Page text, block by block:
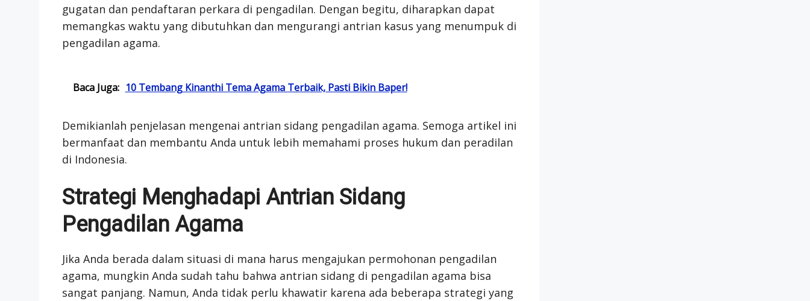
gugatan dan pendaftaran perkara di pengadilan. Dengan begitu, diharapkan dapat
memangkas waktu yang dibutuhkan dan mengurangi antrian kasus yang menumpuk di
pengadilan agama.
Baca Juga: 10 Tembang Kinanthi Tema Agama Terbaik, Pasti Bikin Baper!
Demikianlah penjelasan mengenai antrian sidang pengadilan agama. Semoga artikel ini
bermanfaat dan membantu Anda untuk lebih memahami proses hukum dan peradilan
di Indonesia.
Strategi Menghadapi Antrian Sidang
Pengadilan Agama
Jika Anda berada dalam situasi di mana harus mengajukan permohonan pengadilan
agama, mungkin Anda sudah tahu bahwa antrian sidang di pengadilan agama bisa
sangat panjang. Namun, Anda tidak perlu khawatir karena ada beberapa strategi yang